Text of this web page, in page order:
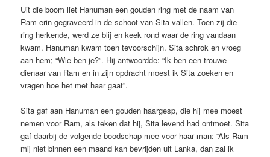
Uit die boom liet Hanuman een gouden ring met de naam van
Ram erin gegraveerd in de schoot van Sita vallen. Toen zij die
ring herkende, werd ze blij en keek rond waar de ring vandaan
kwam. Hanuman kwam toen tevoorschijn. Sita schrok en vroeg
aan hem; “Wie ben je?”. Hij antwoordde: “Ik ben een trouwe
dienaar van Ram en in zijn opdracht moest ik Sita zoeken en
vragen hoe het met haar gaat”.
Sita gaf aan Hanuman een gouden haargesp, die hij mee moest
nemen voor Ram, als teken dat hij, Sita levend had ontmoet. Sita
gaf daarbij de volgende boodschap mee voor haar man: “Als Ram
mij niet binnen een maand kan bevrijden uit Lanka, dan zal ik